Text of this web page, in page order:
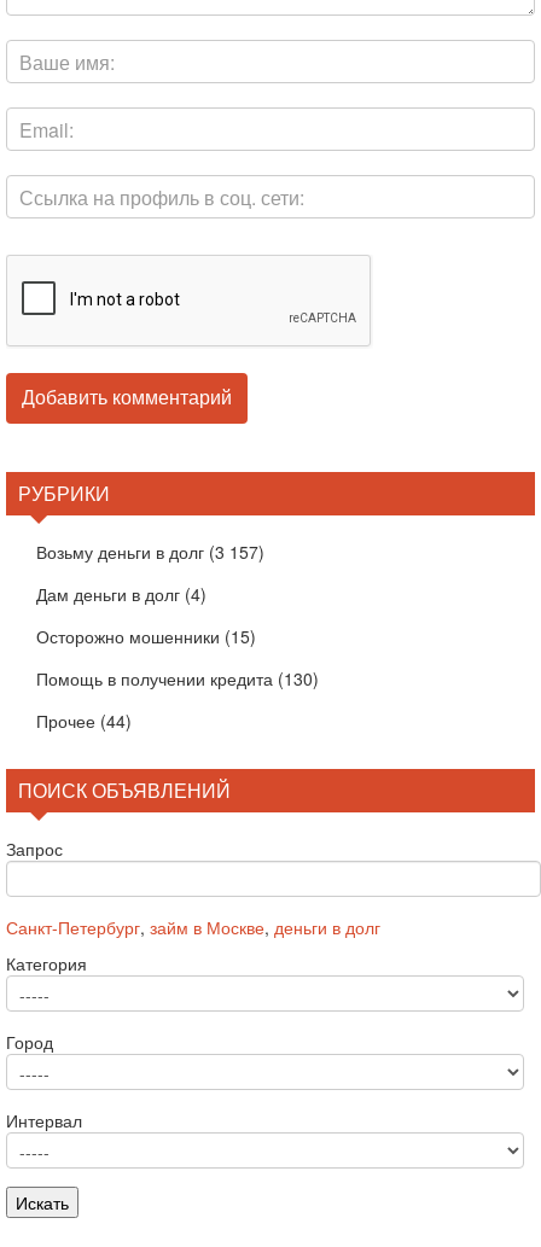
РУБРИКИ
Возьму деньги в долг (3 157)
Дам деньги в долг (4)
Осторожно мошенники (15)
Помощь в получении кредита (130)
Прочее (44)
ПОИСК ОБЪЯВЛЕНИЙ
Запрос
Санкт-Петербург, займ в Москве, деньги в долг
Категория
Город
Интервал